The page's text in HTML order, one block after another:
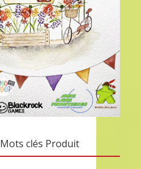
Mots clés Produit